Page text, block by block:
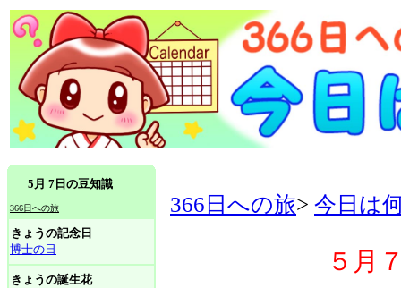
5月 7日の豆知識
366日への旅
きょうの記念日
博士の日
きょうの誕生花
366日への旅> 今日は
５月